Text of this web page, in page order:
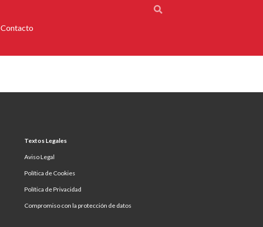
Contacto
Textos Legales
Aviso Legal
Política de Cookies
Política de Privacidad
Compromiso con la protección de datos